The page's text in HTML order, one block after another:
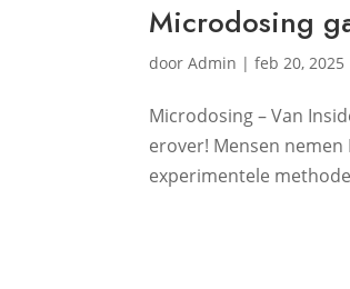
Microdosing
doorAdmin |feb 20, 2025
Microdosing – Van
erover! Mensen
experimentele